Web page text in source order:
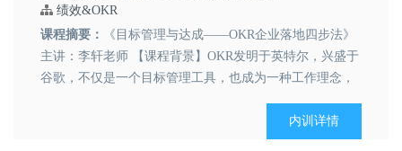
绩效&OKR
课程摘要：
《目标管理与达成——OKR企业落地四步法》
主讲：李轩老师 【课程背景】OKR发明于英特尔，兴盛于
谷歌，不仅是一个目标管理工具，也成为一种工作理念，
IBM等企业在采用OKR后获得巨大的成功，国内的优秀公
司如华为、字节跳动、小米等也都引入了OKR。今天很多
内训详情